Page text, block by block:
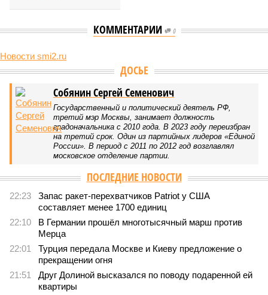
КОММЕНТАРИИ 0
Новости smi2.ru
В нескольких станциях от уже сданного
«Сказочного леса» пайщики ЖК «Станция Л» продолжают ждать от
компании Capital Group начала реальной достройки
В нескольких станциях от уже сданного «Сказочного
леса» пайщики ЖК «Станция Л» продолжают ждать от
компании Capital Group начала реальной достройки
«Станция ожидания» для дольщиков
В нескольких станциях от уже сданного «Сказочного леса» пайщики ЖК
«Станция Л» продолжают ждать от компании Capital Group начала
реальной достройки (изображение сгенерировано ИИ)